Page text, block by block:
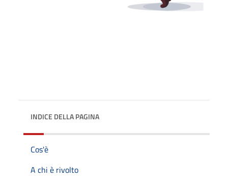
INDICE DELLA PAGINA
Cos'è
A chi è rivolto